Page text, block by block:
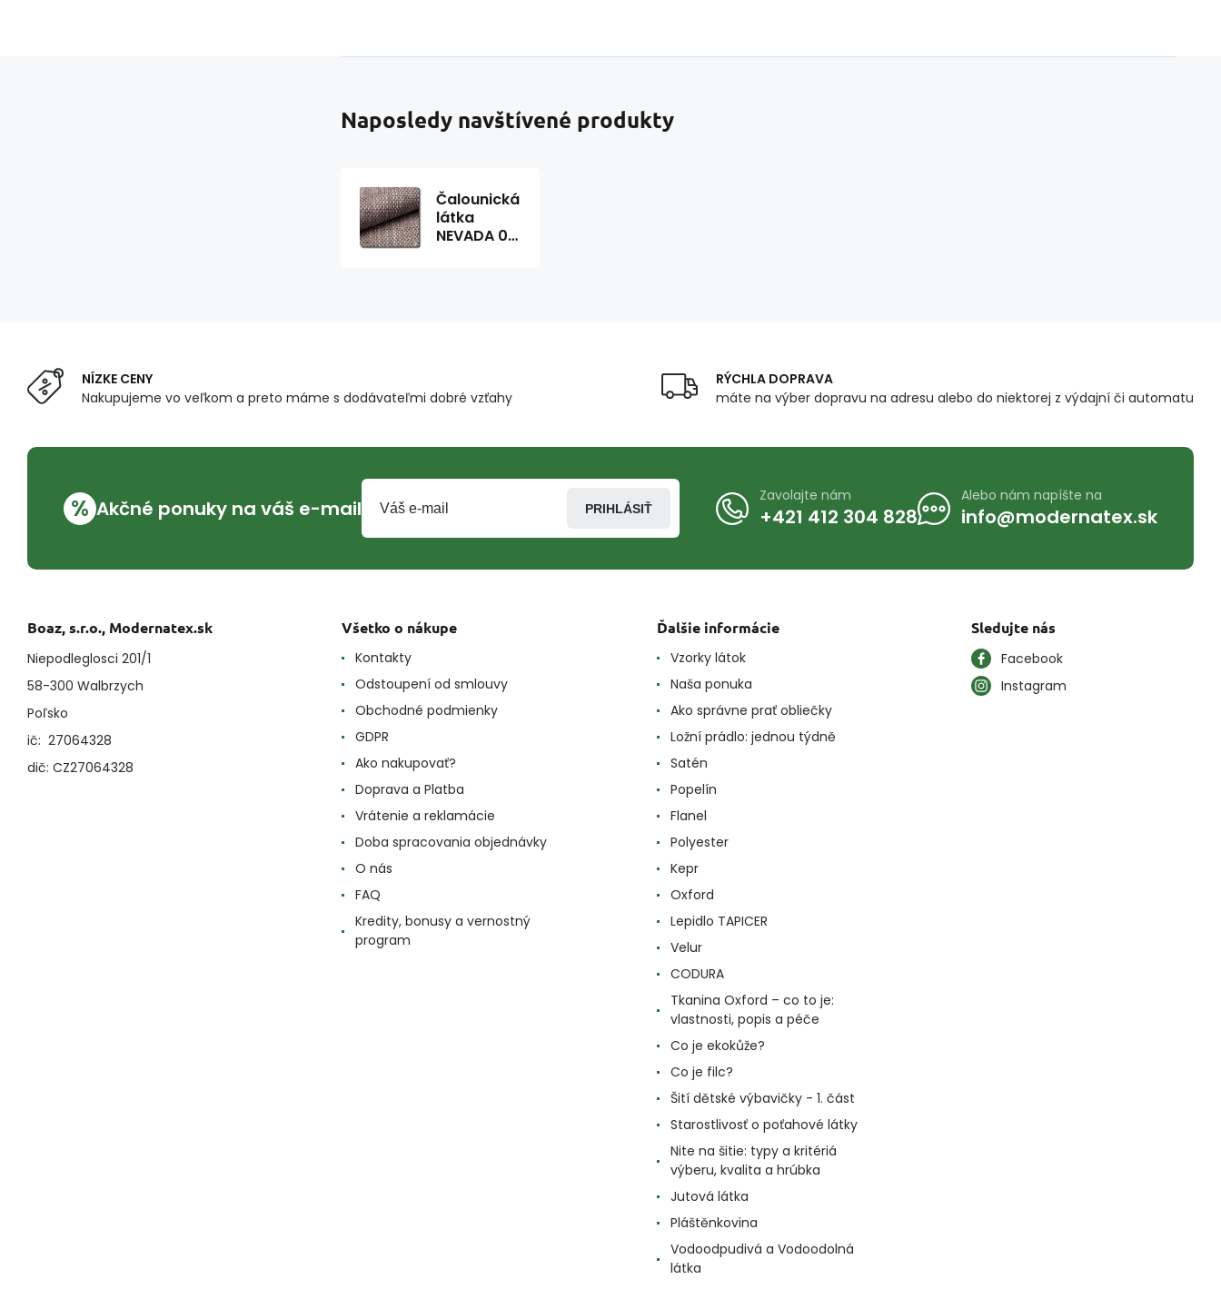
Naposledy navštívené produkty
Čalounická
látka
NEVADA 04
NÍZKE CENY
Nakupujeme vo veľkom a preto máme s dodávateľmi dobré vzťahy
RÝCHLA DOPRAVA
máte na výber dopravu na adresu alebo do niektorej z výdajní či automatu
% Akčné ponuky na váš e-mail PRIHLÁSIŤ
Zavolajte nám
+421 412 304 828
Alebo nám napíšte na
info@modernatex.sk
Boaz, s.r.o., Modernatex.sk
Niepodleglosci 201/1
58-300 Walbrzych
Poľsko
ič: 27064328
dič: CZ27064328
Všetko o nákupe
Kontakty
Odstoupení od smlouvy
Obchodné podmienky
GDPR
Ako nakupovať?
Doprava a Platba
Vrátenie a reklamácie
Doba spracovania objednávky
O nás
FAQ
Kredity, bonusy a vernostný
program
Ďalšie informácie
Vzorky látok
Naša ponuka
Ako správne prať obliečky
Ložní prádlo: jednou týdně
Satén
Popelín
Flanel
Polyester
Kepr
Oxford
Lepidlo TAPICER
Velur
CODURA
Tkanina Oxford – co to je:
vlastnosti, popis a péče
Co je ekokůže?
Co je filc?
Šití dětské výbavičky - 1. část
Starostlivosť o poťahové látky
Nite na šitie: typy a kritériá
výberu, kvalita a hrúbka
Jutová látka
Pláštěnkovina
Vodoodpudivá a Vodoodolná
látka
Sledujte nás
Facebook
Instagram